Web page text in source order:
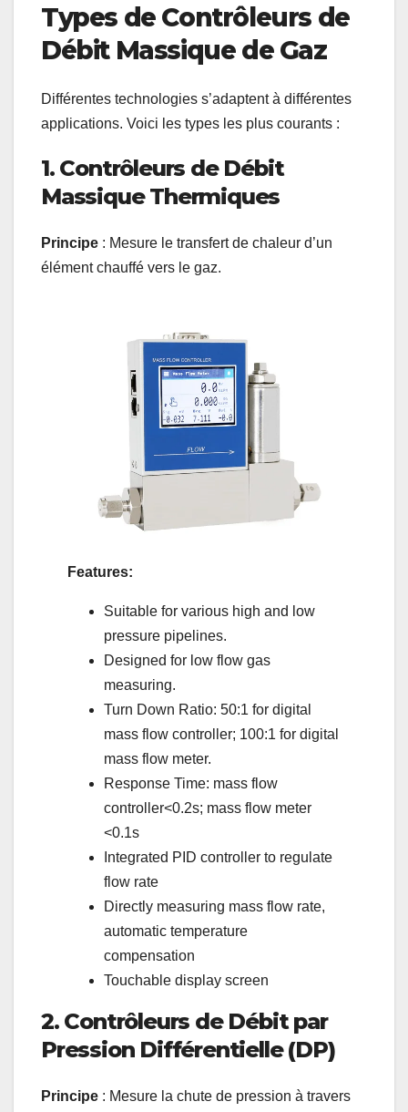
Types de Contrôleurs de
Débit Massique de Gaz
Différentes technologies s’adaptent à différentes
applications. Voici les types les plus courants :
1. Contrôleurs de Débit
Massique Thermiques
Principe : Mesure le transfert de chaleur d’un
élément chauffé vers le gaz.
Features:
Suitable for various high and low
pressure pipelines.
Designed for low flow gas
measuring.
Turn Down Ratio: 50:1 for digital
mass flow controller; 100:1 for digital
mass flow meter.
Response Time: mass flow
controller<0.2s; mass flow meter
<0.1s
Integrated PID controller to regulate
flow rate
Directly measuring mass flow rate,
automatic temperature
compensation
Touchable display screen
2. Contrôleurs de Débit par
Pression Différentielle (DP)
Principe : Mesure la chute de pression à travers